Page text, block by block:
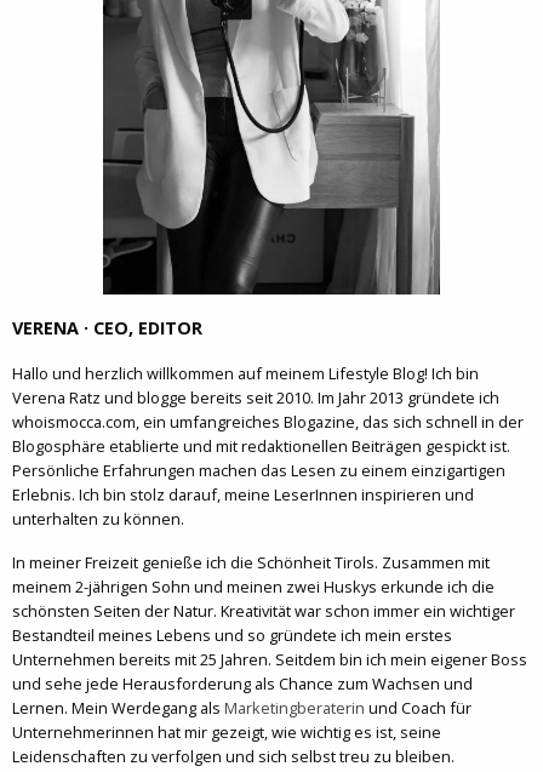
VERENA · CEO, EDITOR
Hallo und herzlich willkommen auf meinem Lifestyle Blog! Ich bin
Verena Ratz und blogge bereits seit 2010. Im Jahr 2013 gründete ich
whoismocca.com, ein umfangreiches Blogazine, das sich schnell in der
Blogosphäre etablierte und mit redaktionellen Beiträgen gespickt ist.
Persönliche Erfahrungen machen das Lesen zu einem einzigartigen
Erlebnis. Ich bin stolz darauf, meine LeserInnen inspirieren und
unterhalten zu können.
In meiner Freizeit genieße ich die Schönheit Tirols. Zusammen mit
meinem 2-jährigen Sohn und meinen zwei Huskys erkunde ich die
schönsten Seiten der Natur. Kreativität war schon immer ein wichtiger
Bestandteil meines Lebens und so gründete ich mein erstes
Unternehmen bereits mit 25 Jahren. Seitdem bin ich mein eigener Boss
und sehe jede Herausforderung als Chance zum Wachsen und
Lernen. Mein Werdegang als Marketingberaterin und Coach für
Unternehmerinnen hat mir gezeigt, wie wichtig es ist, seine
Leidenschaften zu verfolgen und sich selbst treu zu bleiben.